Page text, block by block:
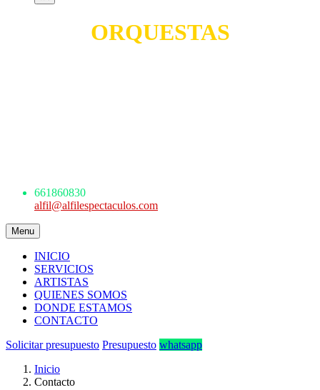
ORQUESTAS
661860830
alfil@alfilespectaculos.com
Menu
INICIO
SERVICIOS
ARTISTAS
QUIENES SOMOS
DONDE ESTAMOS
CONTACTO
Solicitar presupuesto Presupuesto whatsapp
Inicio
Contacto